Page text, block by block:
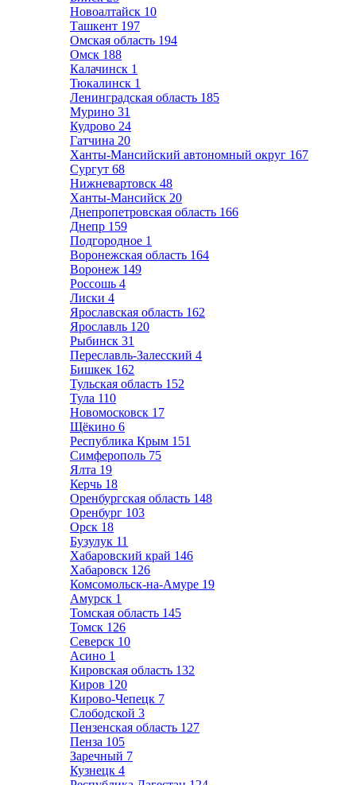
Новоалтайск 10
Ташкент 197
Омская область 194
Омск 188
Калачинск 1
Тюкалинск 1
Ленинградская область 185
Мурино 31
Кудрово 24
Гатчина 20
Ханты-Мансийский автономный округ 167
Сургут 68
Нижневартовск 48
Ханты-Мансийск 20
Днепропетровская область 166
Днепр 159
Подгородное 1
Воронежская область 164
Воронеж 149
Россошь 4
Лиски 4
Ярославская область 162
Ярославль 120
Рыбинск 31
Переславль-Залесский 4
Бишкек 162
Тульская область 152
Тула 110
Новомосковск 17
Щёкино 6
Республика Крым 151
Симферополь 75
Ялта 19
Керчь 18
Оренбургская область 148
Оренбург 103
Орск 18
Бузулук 11
Хабаровский край 146
Хабаровск 126
Комсомольск-на-Амуре 19
Амурск 1
Томская область 145
Томск 126
Северск 10
Асино 1
Кировская область 132
Киров 120
Кирово-Чепецк 7
Слободской 3
Пензенская область 127
Пенза 105
Заречный 7
Кузнецк 4